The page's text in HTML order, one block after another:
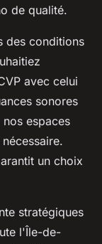
de qualité.
des conditions
avec celui
sonores
espaces
un choix
stratégiques
l'Île-de-